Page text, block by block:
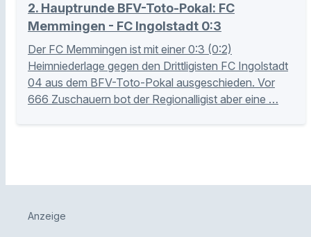
2. Hauptrunde BFV-Toto-Pokal: FC
Memmingen - FC Ingolstadt 0:3
Der FC Memmingen ist mit einer 0:3 (0:2)
Heimniederlage gegen den Drittligisten FC Ingolstadt
04 aus dem BFV-Toto-Pokal ausgeschieden. Vor
666 Zuschauern bot der Regionalligist aber eine …
Anzeige